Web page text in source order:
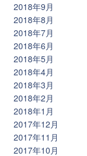
2018年9月
2018年8月
2018年7月
2018年6月
2018年5月
2018年4月
2018年3月
2018年2月
2018年1月
2017年12月
2017年11月
2017年10月